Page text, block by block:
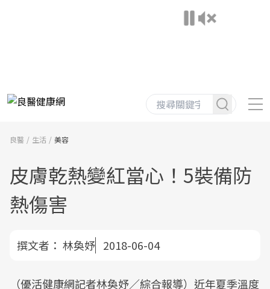
良醫 生活 美容
皮膚乾熱變紅當心！5裝備防
熱傷害
撰文者： 林奐妤 2018-06-04
（優活健康網記者林奐妤／綜合報導）近年夏季溫度